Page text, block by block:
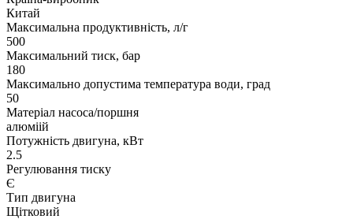
Китай
Максимальна продуктивність, л/г
500
Максимальний тиск, бар
180
Максимально допустима температура води, град
50
Матеріал насоса/поршня
алюміій
Потужність двигуна, кВт
2.5
Регулювання тиску
Є
Тип двигуна
Щітковий